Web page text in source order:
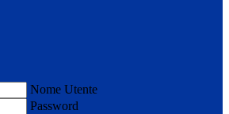
Nome Utente
Password